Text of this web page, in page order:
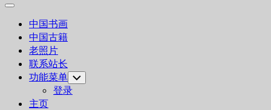
Expand
中国书画
中国古籍
老照片
联系站长
功能菜单 Toggle
Child
Menu
登录
主页